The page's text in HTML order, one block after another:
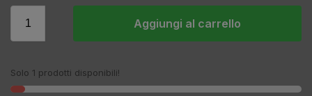
Aggiungi al carrello
Solo 1 prodotti disponibili!